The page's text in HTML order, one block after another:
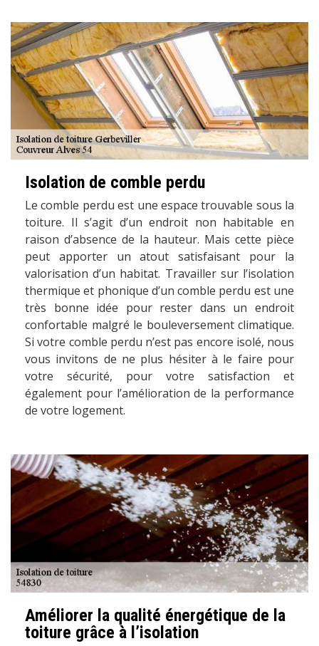
Isolation de comble perdu
Le comble perdu est une espace trouvable sous la
toiture. Il s’agit d’un endroit non habitable en
raison d’absence de la hauteur. Mais cette pièce
peut apporter un atout satisfaisant pour la
valorisation d’un habitat. Travailler sur l’isolation
thermique et phonique d’un comble perdu est une
très bonne idée pour rester dans un endroit
confortable malgré le bouleversement climatique.
Si votre comble perdu n’est pas encore isolé, nous
vous invitons de ne plus hésiter à le faire pour
votre sécurité, pour votre satisfaction et
également pour l’amélioration de la performance
de votre logement.
Améliorer la qualité énergétique de la
toiture grâce à l’isolation